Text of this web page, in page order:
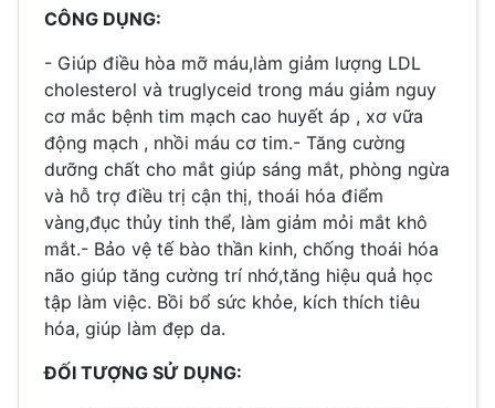
CÔNG DỤNG:
- Giúp điều hòa mỡ máu,làm giảm lượng LDL
cholesterol và truglyceid trong máu giảm nguy
cơ mắc bệnh tim mạch cao huyết áp , xơ vữa
động mạch , nhồi máu cơ tim.- Tăng cường
dưỡng chất cho mắt giúp sáng mắt, phòng ngừa
và hỗ trợ điều trị cận thị, thoái hóa điểm
vàng,đục thủy tinh thể, làm giảm mỏi mắt khô
mắt.- Bảo vệ tế bào thần kinh, chống thoái hóa
não giúp tăng cường trí nhớ,tăng hiệu quả học
tập làm việc. Bồi bổ sức khỏe, kích thích tiêu
hóa, giúp làm đẹp da.
ĐỐI TƯỢNG SỬ DỤNG: